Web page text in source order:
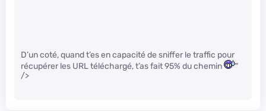
D’un coté, quand t’es en capacité de sniffer le traffic pour
récupérer les URL téléchargé, t’as fait 95% du chemin
"
/>